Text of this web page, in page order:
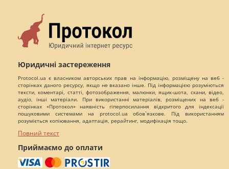
Юридичні застереження
Protocol.ua є власником авторських прав на інформацію, розміщену на веб -
сторінках даного ресурсу, якщо не вказано інше. Під інформацією розуміються
тексти, коментарі, статті, фотозображення, малюнки, ящик-шота, скани, відео,
аудіо, інші матеріали. При використанні матеріалів, розміщених на веб -
сторінках «Протокол» наявність гіперпосилання відкритого для індексації
пошуковими системами на protocol.ua обов`язкове. Під використанням
розуміється копіювання, адаптація, рерайтинг, модифікація тощо.
Повний текст
Приймаємо до оплати